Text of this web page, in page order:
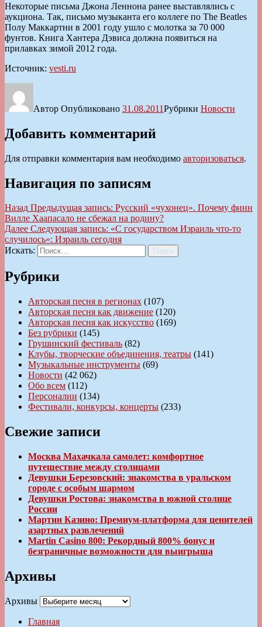
Некоторые письма Джона Леннона ранее выставлялись с
аукциона. Так, письмо музыканта его коллеге по The Beatles
Полу Маккартни в 2001 году ушло с молотка за 70 000
фунтов. Книга Хантера Дэвиса должна появиться на
прилавках зимой 2012 года.
Источник: vesti.ru
Автор Опубликовано 31.08.2011Рубрики Новости
Добавить комментарий
Для отправки комментария вам необходимо авторизоваться.
Навигация по записям
Назад Предыдущая запись: Русский «чухонец». Почему финн
Вилле Хаапасало не сбежал на родину?
Далее Следующая запись: «С государством Израиль что-то
случилось»: Израиль сегодня
Искать:
Поиск
Рубрики
Авторская песня в регионах (107)
Авторская песня как движение (120)
Авторская песня как искусство (169)
Без рубрики (145)
Грушинский фестиваль (82)
Клубы, творческие объединения, театры (141)
Музыкальные инструменты (69)
Новости (42 062)
Обо всем (112)
Персоналии (134)
Фестивали, конкурсы, концерты (233)
Свежие записи
Москва Махачкала самолет: комфортное
путешествие между столицами
Девушки Березовский: знакомства в уральском
городе с особым шармом
Девушки Ростова: знакомства в южной столице
России
Мартин Казино: Премиум-платформа для ценителей
азартных развлечений
Martin Casino 800: Рекордный 800% бонус и
безграничные возможности для выигрыша
Архивы
Архивы
Главная